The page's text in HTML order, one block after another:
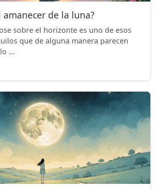
amanecer de la luna?
sobre el horizonte es uno de esos
que de alguna manera parecen
...